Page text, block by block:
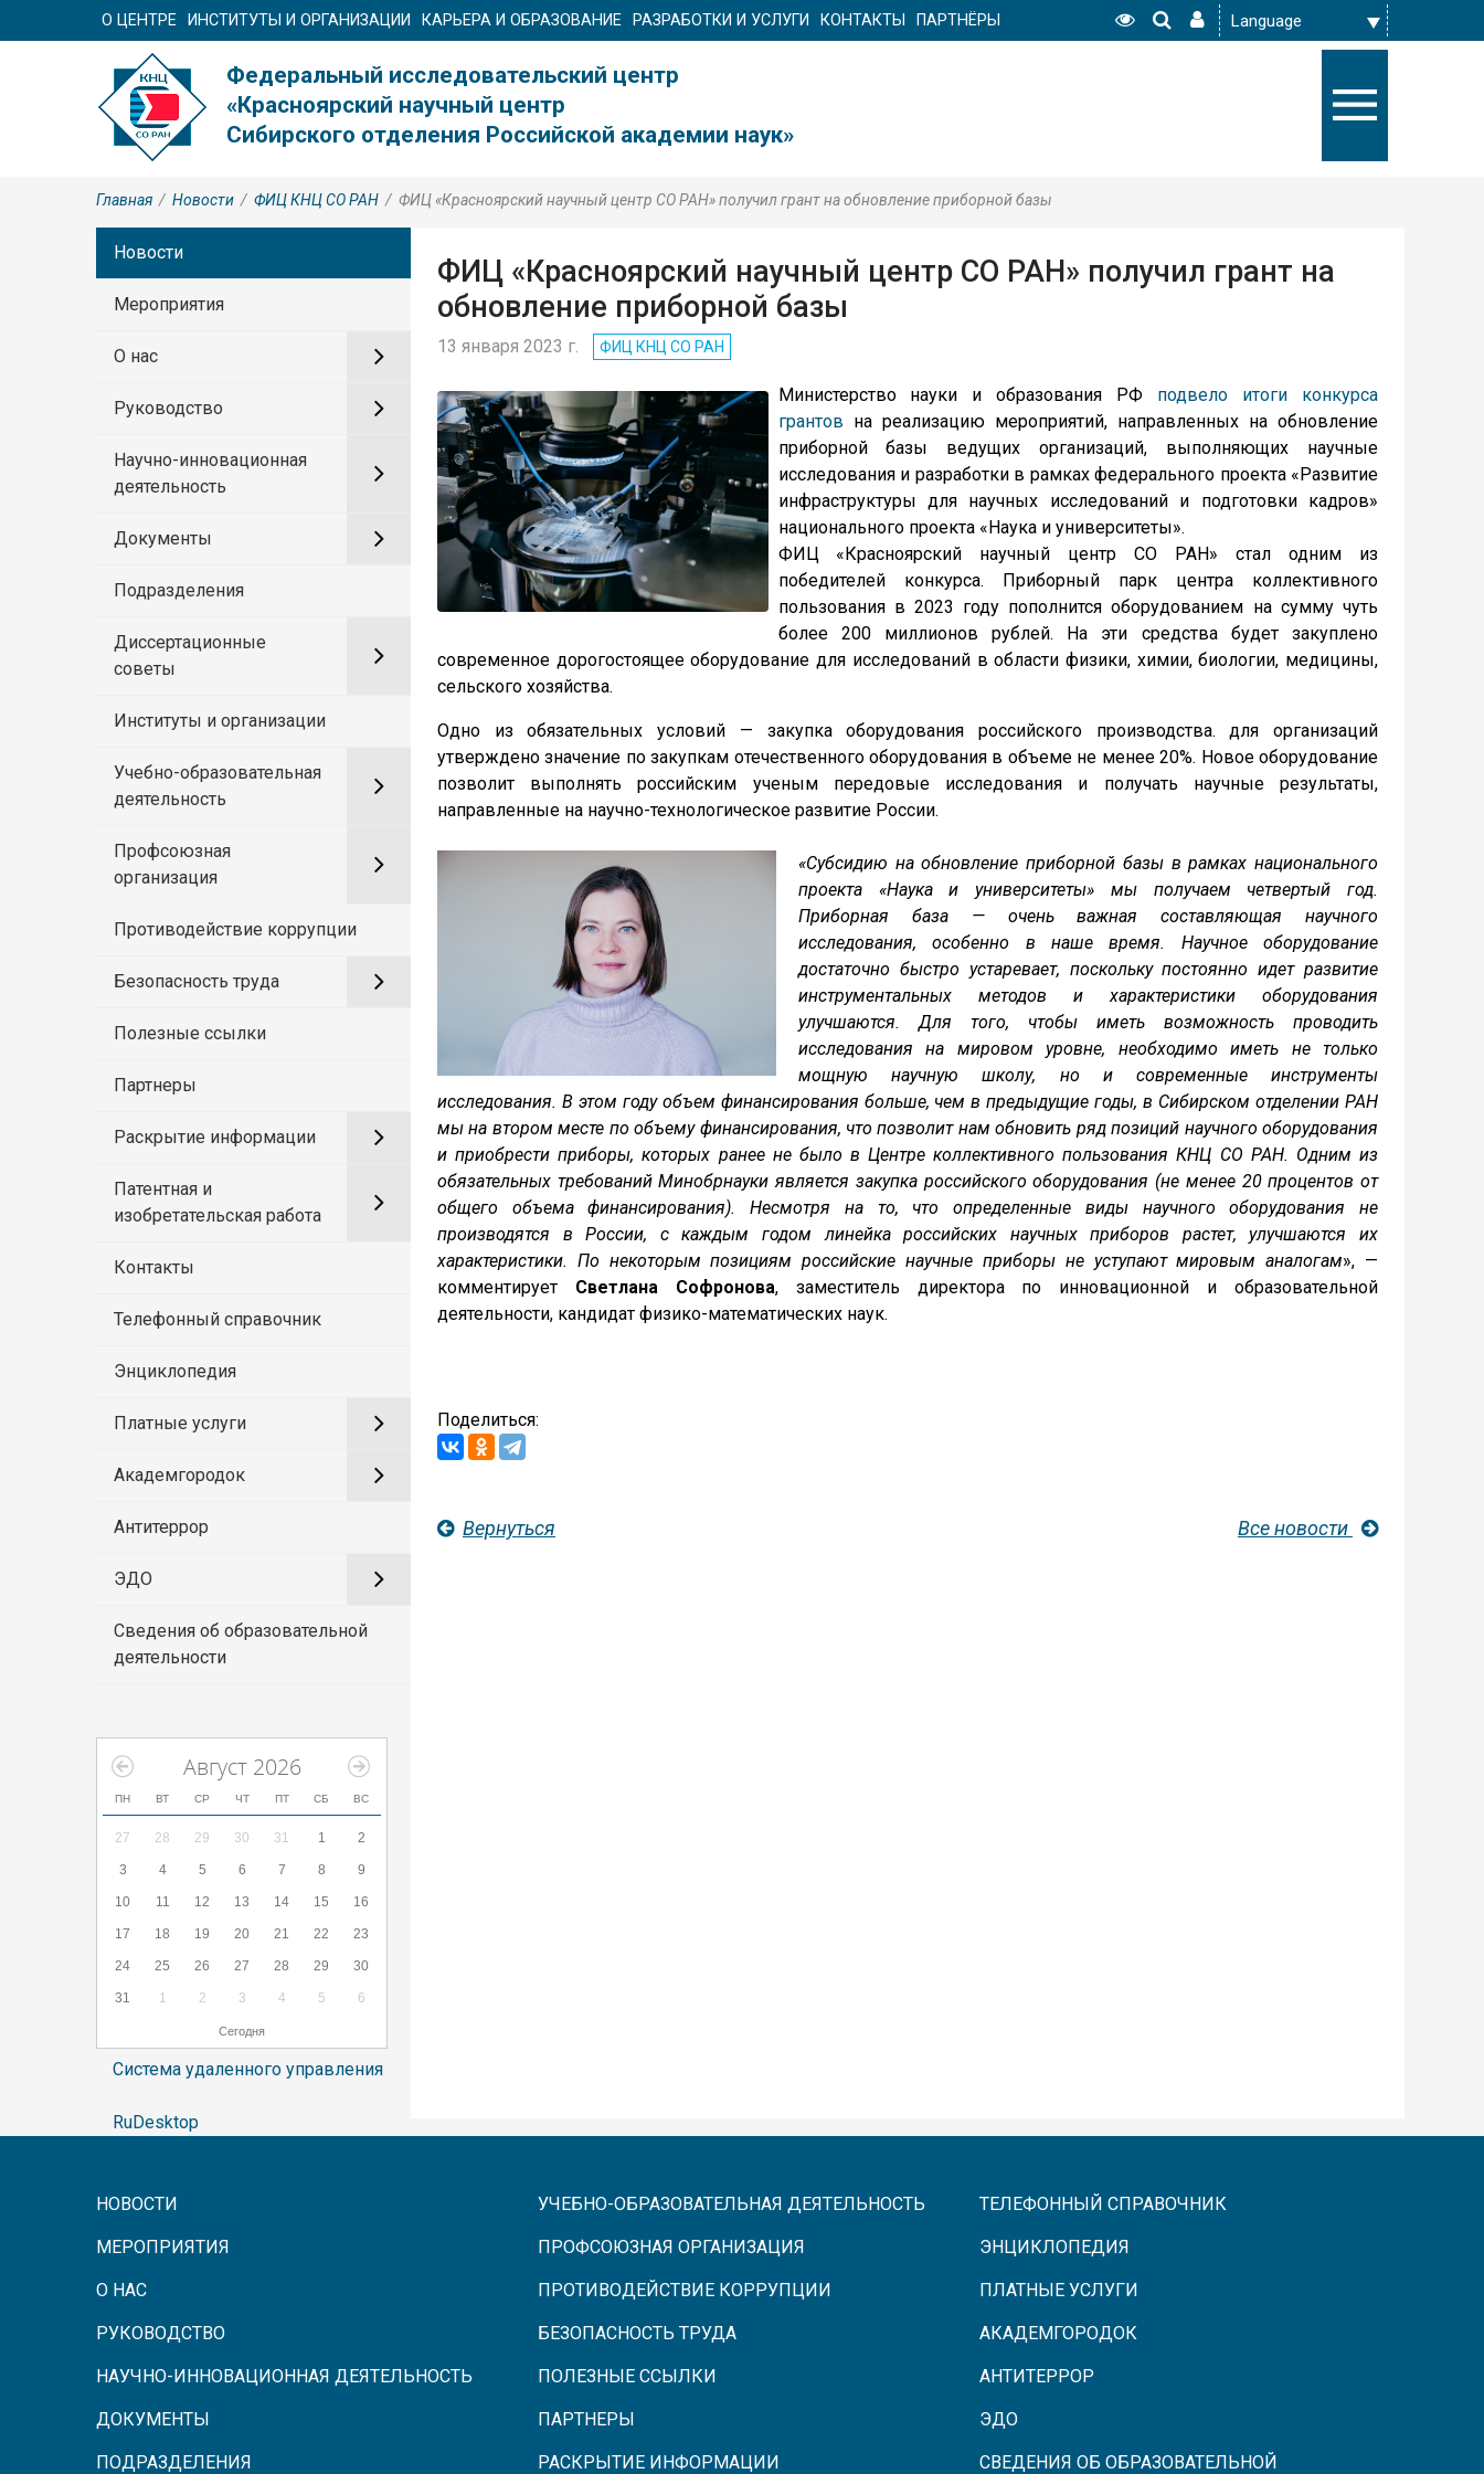
О ЦЕНТРЕ ИНСТИТУТЫ И ОРГАНИЗАЦИИ КАРЬЕРА И ОБРАЗОВАНИЕ РАЗРАБОТКИ И УСЛУГИ КОНТАКТЫ ПАРТНЁРЫ
Федеральный исследовательский центр
«Красноярский научный центр
Сибирского отделения Российской академии наук»
Главная / Новости / ФИЦ КНЦ CO РАН / ФИЦ «Красноярский научный центр СО РАН» получил грант на обновление приборной базы
Новости
Мероприятия
О нас
Руководство
Научно-инновационная
деятельность
Документы
Подразделения
Диссертационные
советы
Институты и организации
Учебно-образовательная
деятельность
Профсоюзная
организация
Противодействие коррупции
Безопасность труда
Полезные ссылки
Партнеры
Раскрытие информации
Патентная и
изобретательская работа
Контакты
Телефонный справочник
Энциклопедия
Платные услуги
Академгородок
Антитеррор
ЭДО
Сведения об образовательной
деятельности
Август 2026
ПН ВТ СР ЧТ ПТ СБ ВС
27 28 29 30 31 1 2
3 4 5 6 7 8 9
10 11 12 13 14 15 16
17 18 19 20 21 22 23
24 25 26 27 28 29 30
31 1 2 3 4 5 6
Сегодня
Система удаленного управления
RuDesktop
ФИЦ «Красноярский научный центр СО РАН» получил грант на
обновление приборной базы
13 января 2023 г. ФИЦ КНЦ CO РАН
Министерство науки и образования РФ подвело итоги конкурса
грантов на реализацию мероприятий, направленных на обновление
приборной базы ведущих организаций, выполняющих научные
исследования и разработки в рамках федерального проекта «Развитие
инфраструктуры для научных исследований и подготовки кадров»
национального проекта «Наука и университеты».
ФИЦ «Красноярский научный центр СО РАН» стал одним из
победителей конкурса. Приборный парк центра коллективного
пользования в 2023 году пополнится оборудованием на сумму чуть
более 200 миллионов рублей. На эти средства будет закуплено
современное дорогостоящее оборудование для исследований в области физики, химии, биологии, медицины,
сельского хозяйства.
Одно из обязательных условий — закупка оборудования российского производства. для организаций
утверждено значение по закупкам отечественного оборудования в объеме не менее 20%. Новое оборудование
позволит выполнять российским ученым передовые исследования и получать научные результаты,
направленные на научно-технологическое развитие России.
«Субсидию на обновление приборной базы в рамках национального
проекта «Наука и университеты» мы получаем четвертый год.
Приборная база — очень важная составляющая научного
исследования, особенно в наше время. Научное оборудование
достаточно быстро устаревает, поскольку постоянно идет развитие
инструментальных методов и характеристики оборудования
улучшаются. Для того, чтобы иметь возможность проводить
исследования на мировом уровне, необходимо иметь не только
мощную научную школу, но и современные инструменты
исследования. В этом году объем финансирования больше, чем в предыдущие годы, в Сибирском отделении РАН
мы на втором месте по объему финансирования, что позволит нам обновить ряд позиций научного оборудования
и приобрести приборы, которых ранее не было в Центре коллективного пользования КНЦ СО РАН. Одним из
обязательных требований Минобрнауки является закупка российского оборудования (не менее 20 процентов от
общего объема финансирования). Несмотря на то, что определенные виды научного оборудования не
производятся в России, с каждым годом линейка российских научных приборов растет, улучшаются их
характеристики. По некоторым позициям российские научные приборы не уступают мировым аналогам», —
комментирует Светлана Софронова, заместитель директора по инновационной и образовательной
деятельности, кандидат физико-математических наук.
Поделиться:
Вернуться Все новости
НОВОСТИ
МЕРОПРИЯТИЯ
О НАС
РУКОВОДСТВО
НАУЧНО-ИННОВАЦИОННАЯ ДЕЯТЕЛЬНОСТЬ
ДОКУМЕНТЫ
ПОДРАЗДЕЛЕНИЯ
УЧЕБНО-ОБРАЗОВАТЕЛЬНАЯ ДЕЯТЕЛЬНОСТЬ
ПРОФСОЮЗНАЯ ОРГАНИЗАЦИЯ
ПРОТИВОДЕЙСТВИЕ КОРРУПЦИИ
БЕЗОПАСНОСТЬ ТРУДА
ПОЛЕЗНЫЕ ССЫЛКИ
ПАРТНЕРЫ
РАСКРЫТИЕ ИНФОРМАЦИИ
ТЕЛЕФОННЫЙ СПРАВОЧНИК
ЭНЦИКЛОПЕДИЯ
ПЛАТНЫЕ УСЛУГИ
АКАДЕМГОРОДОК
АНТИТЕРРОР
ЭДО
СВЕДЕНИЯ ОБ ОБРАЗОВАТЕЛЬНОЙ